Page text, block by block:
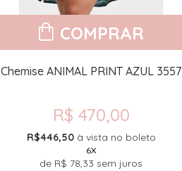
COMPRAR
Chemise ANIMAL PRINT AZUL 3557
R$ 470,00
R$446,50 à vista no boleto
6X
de R$ 78,33 sem juros